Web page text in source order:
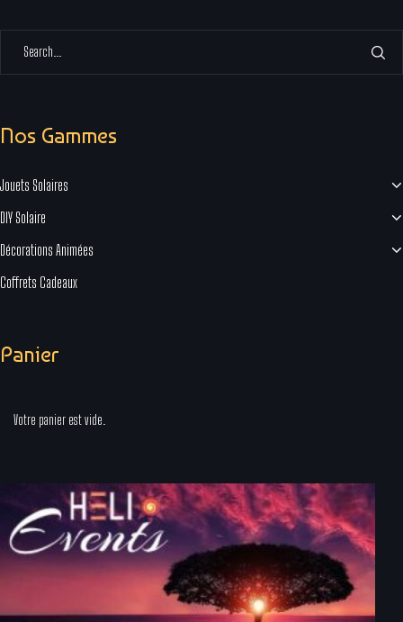
Nos Gammes
Jouets Solaires
DIY Solaire
Décorations Animées
Coffrets Cadeaux
Panier
Votre panier est vide.